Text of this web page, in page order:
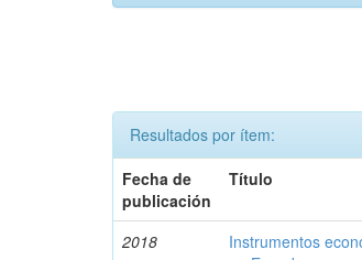
Resultados por ítem:
Fecha de
publicación
Título
2018
Instrumentos